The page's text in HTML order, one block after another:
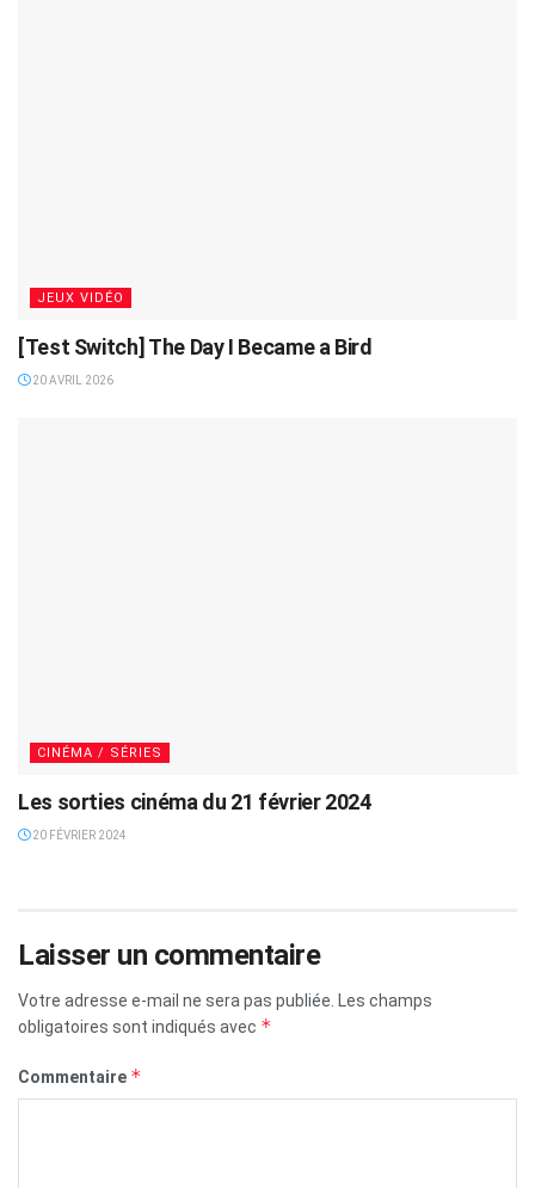
JEUX VIDÉO
[Test Switch] The Day I Became a Bird
20 AVRIL 2026
CINÉMA / SÉRIES
Les sorties cinéma du 21 février 2024
20 FÉVRIER 2024
Laisser un commentaire
Votre adresse e-mail ne sera pas publiée.
Les champs
obligatoires sont indiqués avec *
Commentaire *